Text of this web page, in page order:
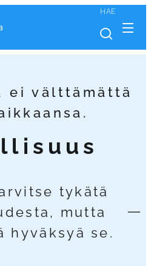
HAE
ei välttämättä
tykätä
mutta
hyväksyä se.